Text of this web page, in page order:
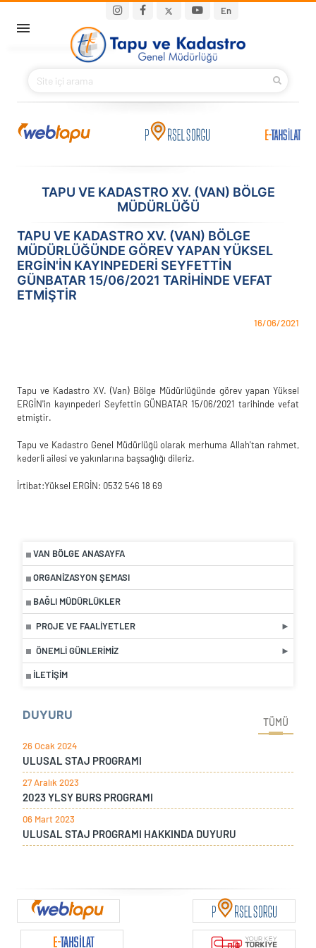
En
Main navigation
BAKANIMIZ
KURUMSAL
İLETIŞIM
S.S.S.
TAPU VE KADASTRO XV. (VAN) BÖLGE
MÜDÜRLÜĞÜ
VAN BÖLGE ANASAYFA
ORGANIZASYON ŞEMASI
BAĞLI MÜDÜRLÜKLER
PROJE VE FAALIYETLER
ÖNEMLI GÜNLERIMIZ
İLETIŞIM
DUYURU
TÜMÜ
26 Ocak 2024
ULUSAL STAJ PROGRAMI
27 Aralık 2023
2023 YLSY BURS PROGRAMI
06 Mart 2023
ULUSAL STAJ PROGRAMI HAKKINDA DUYURU
TAPU VE KADASTRO XV. (VAN) BÖLGE
MÜDÜRLÜĞÜNDE GÖREV YAPAN YÜKSEL
ERGİN'IN KAYINPEDERI SEYFETTIN
GÜNBATAR 15/06/2021 TARIHINDE VEFAT
ETMIŞTIR
16/06/2021
Tapu ve Kadastro XV. (Van) Bölge Müdürlüğünde görev yapan Yüksel
ERGİN'in kayınpederi Seyfettin GÜNBATAR 15/06/2021 tarihinde vefat
etmiştir.
Tapu ve Kadastro Genel Müdürlüğü olarak merhuma Allah'tan rahmet,
kederli ailesi ve yakınlarına başsağlığı dileriz.
İrtibat:Yüksel ERGİN: 0532 546 18 69